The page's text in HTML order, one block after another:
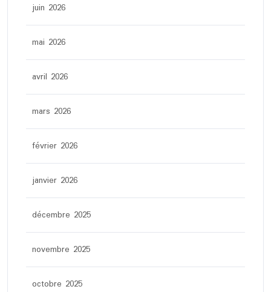
juin 2026
mai 2026
avril 2026
mars 2026
février 2026
janvier 2026
décembre 2025
novembre 2025
octobre 2025